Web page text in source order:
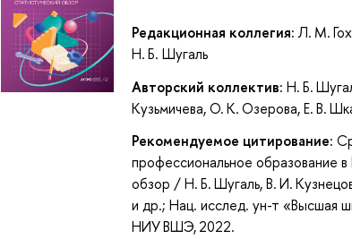
Редакционная коллегия:Л. М.
Н. Б. Шугаль
Авторский коллектив: Н. Б.
Кузьмичева, О. К. Озерова, Е. В.
Рекомендуемое цитирование:
профессиональное образование в
обзор / Н. Б. Шугаль, В. И.
и др.; Нац. исслед. ун-т «Высшая
НИУ ВШЭ, 2022.